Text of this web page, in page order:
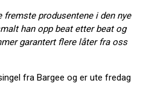
fremste produsentene i den nye
han opp beat etter beat og
garantert flere låter fra oss
fra Bargee og er ute fredag